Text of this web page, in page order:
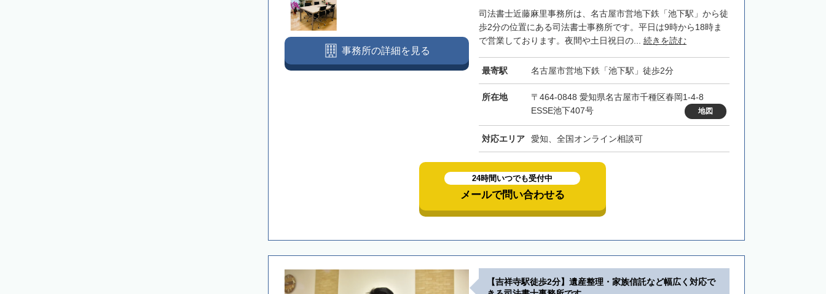
司法書士近藤麻里事務所は、名古屋市営地下鉄「池下駅」から徒
歩2分の位置にある司法書士事務所です。平日は9時から18時ま
で営業しております。夜間や土日祝日の... 続きを読む
最寄駅 名古屋市営地下鉄「池下駅」徒歩2分
所在地
〒464-0848 愛知県名古屋市千種区春岡1-4-8
ESSE池下407号
地図
対応エリア 愛知、全国オンライン相談可
事務所の詳細を見る
24時間いつでも受付中
メールで問い合わせる
【吉祥寺駅徒歩2分】遺産整理・家族信託など幅広く対応で